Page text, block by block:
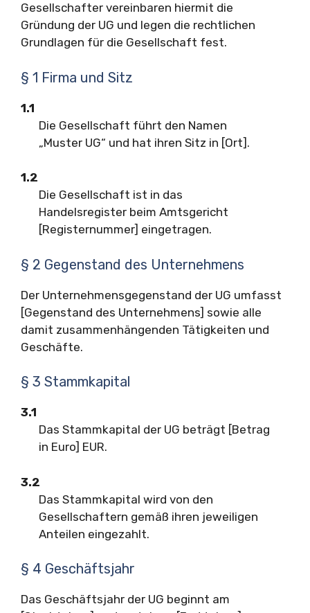
Gesellschafter vereinbaren hiermit die
Gründung der UG und legen die rechtlichen
Grundlagen für die Gesellschaft fest.
§ 1 Firma und Sitz
1.1
Die Gesellschaft führt den Namen
„Muster UG“ und hat ihren Sitz in [Ort].
1.2
Die Gesellschaft ist in das
Handelsregister beim Amtsgericht
[Registernummer] eingetragen.
§ 2 Gegenstand des Unternehmens
Der Unternehmensgegenstand der UG umfasst
[Gegenstand des Unternehmens] sowie alle
damit zusammenhängenden Tätigkeiten und
Geschäfte.
§ 3 Stammkapital
3.1
Das Stammkapital der UG beträgt [Betrag
in Euro] EUR.
3.2
Das Stammkapital wird von den
Gesellschaftern gemäß ihren jeweiligen
Anteilen eingezahlt.
§ 4 Geschäftsjahr
Das Geschäftsjahr der UG beginnt am